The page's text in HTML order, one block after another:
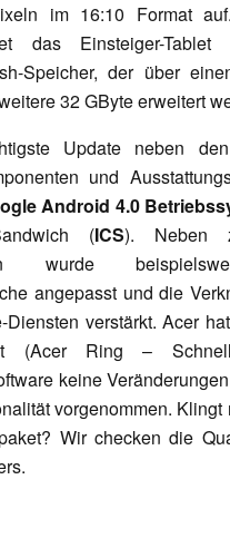
im 16:10 Format
das Einsteiger-
Speicher, der über
32 GByte erweitert
Update neben
und
Android 4.0
(ICS). Neben
wurde
angepasst und die
Diensten verstärkt. Acer
(Acer Ring –
keine
vorgenommen. Klingt
Wir checken die